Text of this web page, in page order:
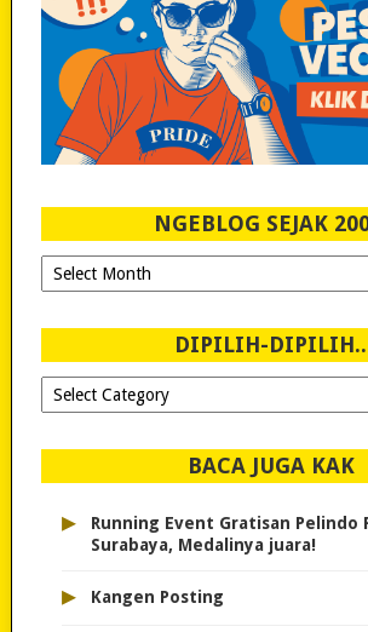
NGEBLOG SEJAK
Ngeblog
Sejak
DIPILIH-DIPILIH..
Dipilih-
dipilih..
BACA JUGA KAK
▸
Running Event Gratisan Pelindo
Surabaya, Medalinya juara!
▸ Kangen Posting